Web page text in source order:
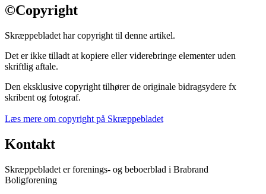
©Copyright
Skræppebladet har copyright til denne artikel.
Det er ikke tilladt at kopiere eller viderebringe elementer uden
skriftlig aftale.
Den eksklusive copyright tilhører de originale bidragsydere fx
skribent og fotograf.
Læs mere om copyright på Skræppebladet
Kontakt
Skræppebladet er forenings- og beboerblad i Brabrand
Boligforening